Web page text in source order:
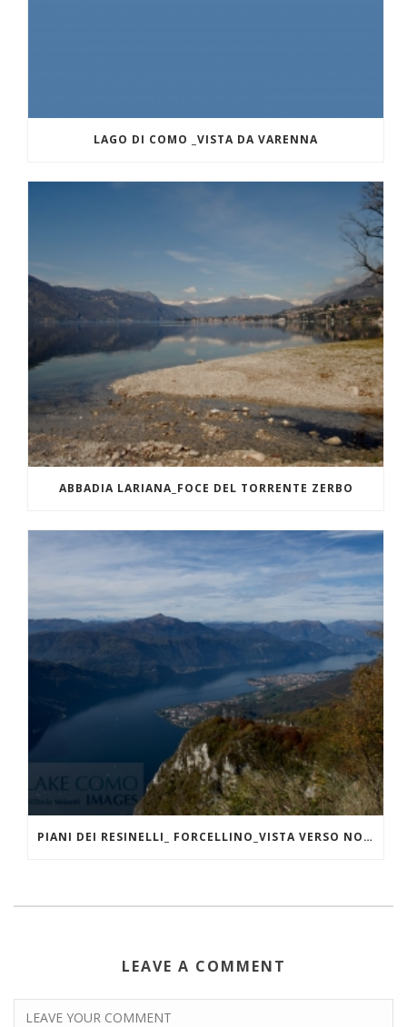
LAGO DI COMO _VISTA DA VARENNA
ABBADIA LARIANA_FOCE DEL TORRENTE ZERBO
PIANI DEI RESINELLI_ FORCELLINO_VISTA VERSO NORD
LEAVE A COMMENT